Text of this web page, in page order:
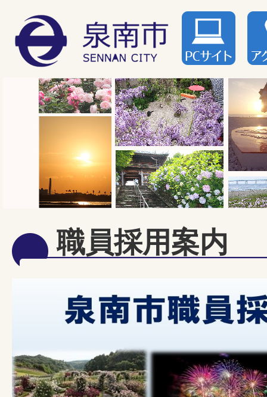
職員採用案内